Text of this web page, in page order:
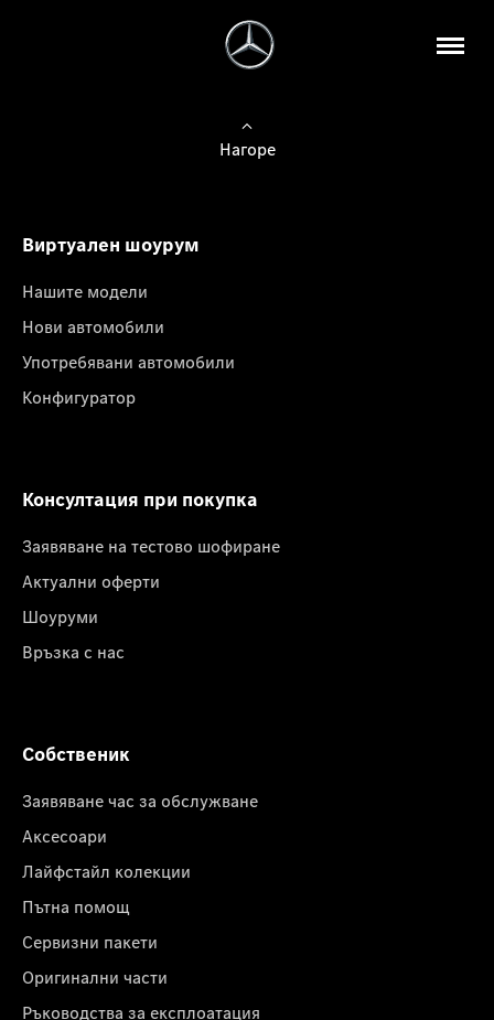
Нагоре
Виртуален шоурум
Нашите модели
Нови автомобили
Употребявани автомобили
Конфигуратор
Консултация при покупка
Заявяване на тестово шофиране
Актуални оферти
Шоуруми
Връзка с нас
Собственик
Заявяване час за обслужване
Аксесоари
Лайфстайл колекции
Пътна помощ
Сервизни пакети
Оригинални части
Ръководства за експлоатация